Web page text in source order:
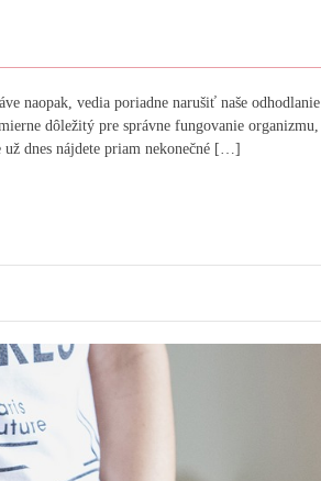
naopak, vedia poriadne narušiť naše odhodlanie
dôležitý pre správne fungovanie organizmu,
dnes nájdete priam nekonečné […]